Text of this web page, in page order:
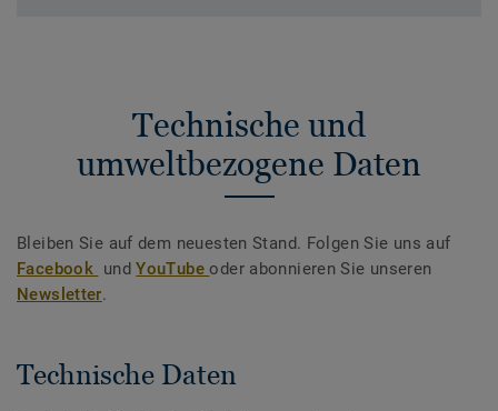
Technische und
umweltbezogene Daten
Bleiben Sie auf dem neuesten Stand. Folgen Sie uns auf
Facebook undYouTubeoder abonnieren Sie unseren
Newsletter.
Technische Daten